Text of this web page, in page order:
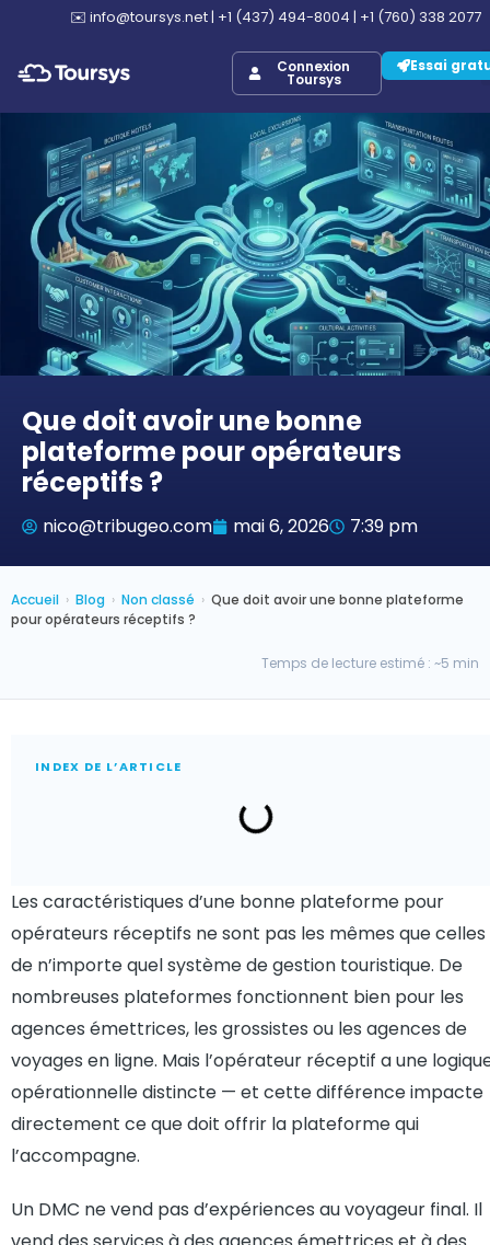
✉️ info@toursys.net| +1 (437) 494-8004 | +1 (760) 338 2077
Connexion
Toursys
Essai
Que doit avoir une bonne
plateforme pour opérateurs
réceptifs ?
nico@tribugeo.com mai 6, 2026 7:39 pm
Accueil › Blog › Non classé › Que doit avoir une bonne plateforme
pour opérateurs réceptifs ?
Temps de lecture estimé : ~5 min
INDEX DE L’ARTICLE
Les caractéristiques d’une bonne plateforme pour
opérateurs réceptifs ne sont pas les mêmes que celles
de n’importe quel système de gestion touristique. De
nombreuses plateformes fonctionnent bien pour les
agences émettrices, les grossistes ou les agences de
voyages en ligne. Mais l’opérateur réceptif a une
opérationnelle distincte — et cette différence impacte
directement ce que doit offrir la plateforme qui
l’accompagne.
Un DMC ne vend pas d’expériences au voyageur final. Il